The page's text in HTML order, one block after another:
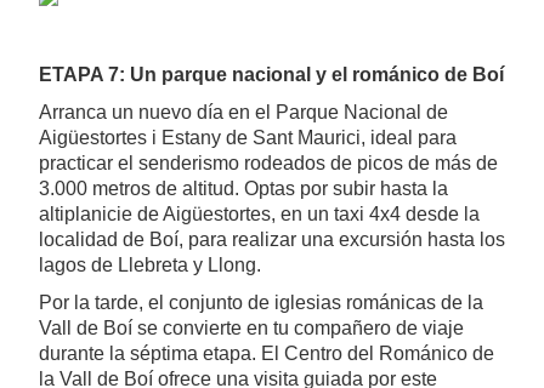
ETAPA 7: Un parque nacional y el románico de Boí
Arranca un nuevo día en el Parque Nacional de
Aigüestortes i Estany de Sant Maurici, ideal para
practicar el senderismo rodeados de picos de más de
3.000 metros de altitud. Optas por subir hasta la
altiplanicie de Aigüestortes, en un taxi 4x4 desde la
localidad de Boí, para realizar una excursión hasta los
lagos de Llebreta y Llong.
Por la tarde, el conjunto de iglesias románicas de la
Vall de Boí se convierte en tu compañero de viaje
durante la séptima etapa. El Centro del Románico de
la Vall de Boí ofrece una visita guiada por este